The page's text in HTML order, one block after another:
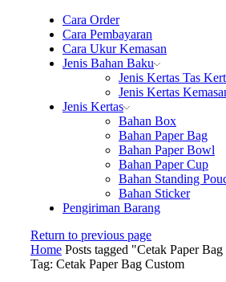
Cara Order
Cara Pembayaran
Cara Ukur Kemasan
Jenis Bahan Baku
Jenis Kertas Tas
Jenis Kertas
Jenis Kertas
Bahan Box
Bahan Paper Bag
Bahan Paper Bowl
Bahan Paper Cup
Bahan Standing
Bahan Sticker
Pengiriman Barang
Return to previous page
Home Posts tagged "Cetak Paper
Tag: Cetak Paper Bag Custom